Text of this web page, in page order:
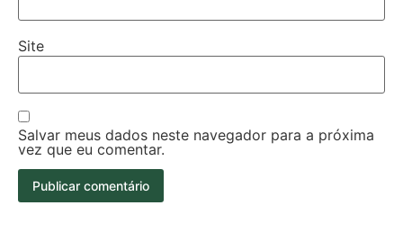
Site
Salvar meus dados neste navegador para a próxima
vez que eu comentar.